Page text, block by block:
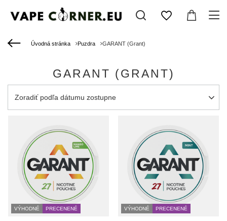
Úvodná stránka Puzdra GARANT (Grant)
GARANT (GRANT)
Zmień sortowanie
Zoradiť podľa dátumu zostupne
VÝHODNÉ PRECENENÉ VÝHODNÉ PRECENENÉ